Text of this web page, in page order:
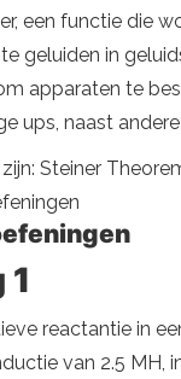
een functie die
geluiden in
apparaten te
ups, naast
Steiner
1
reactantie in
van 2.5 MH,